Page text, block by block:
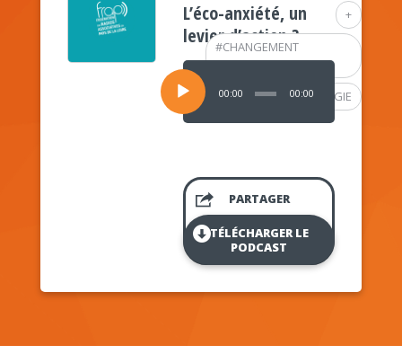
+
#CHANGEMENT
CLIMATIQUE
#PSYCHOLOGIE
L’éco-anxiété, un
levier d’action ?
Lecteur
audio
00:00 00:00
PARTAGER
TÉLÉCHARGER LE
PODCAST